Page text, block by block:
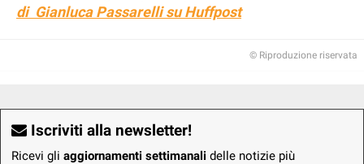
di Gianluca Passarelli su Huffpost
© Riproduzione riservata
Iscriviti alla newsletter!
Ricevi gli aggiornamenti settimanali delle notizie più